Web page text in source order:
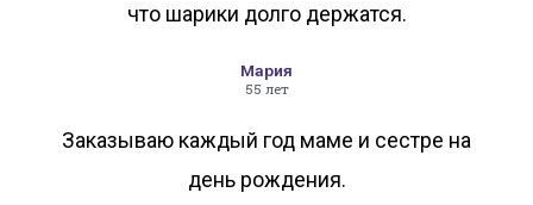
что шарики долго держатся.
Мария
55 лет
Заказываю каждый год маме и сестре на
день рождения.